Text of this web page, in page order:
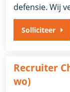
defensie. Wij
Solliciteer
Recruiter
wo)